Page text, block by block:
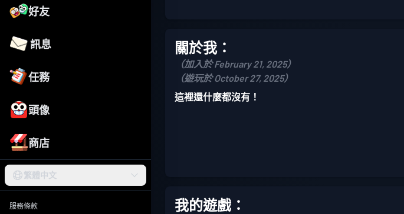
好友
訊息
任務
頭像
商店
繁體中文
服務條款
關於我：
（加入於 February 21, 2025）
（遊玩於 October 27, 2025）
這裡還什麼都沒有！
我的遊戲：